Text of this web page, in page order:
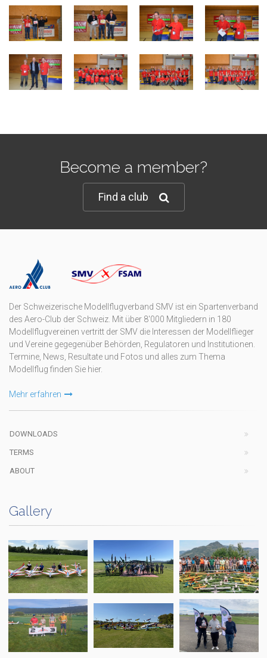
Become a member?
Find a club
Der Schweizerische Modellflugverband SMV ist ein Spartenverband
des Aero-Club der Schweiz. Mit über 8'000 Mitgliedern in 180
Modellflugvereinen vertritt der SMV die Interessen der Modellflieger
und Vereine gegegenüber Behörden, Regulatoren und Institutionen.
Termine, News, Resultate und Fotos und alles zum Thema
Modellflug finden Sie hier.
Mehr erfahren
DOWNLOADS
TERMS
ABOUT
Gallery